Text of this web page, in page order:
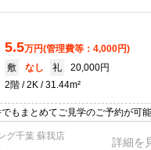
5.5万円(管理費等：4,000円)
敷
なし 礼
20,000円
2階
2K 31.44m²
もまとめてご見学のご予約が可能
くお部屋探しができるようにお
にお問合せ下さい♪
グ千葉 蘇我店
詳細を